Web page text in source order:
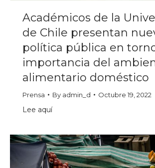
Académicos de la
de Chile presentan
política pública en
importancia del
alimentario doméstico
Prensa By admin_d Octubre 19, 2022
Lee aquí